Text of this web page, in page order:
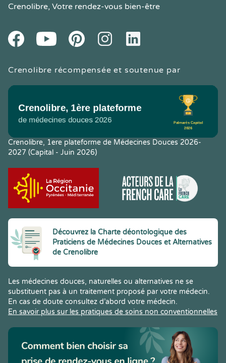
Crenolibre, Votre rendez-vous bien-être
FacebookYoutube PinteresetInstagramLinkedIn
Crenolibre récompensée et soutenue par
Crenolibre, 1ere plateforme de Médecines Douces 2026-
2027 (Capital - Juin 2026)
Découvrez la Charte déontologique des
Praticiens de Médecines Douces et Alternatives
de Crenolibre
Les médecines douces, naturelles ou alternatives ne se
substituent pas à un traitement proposé par votre médecin.
En cas de doute consultez d’abord votre médecin.
En savoir plus sur les pratiques de soins non conventionnelles